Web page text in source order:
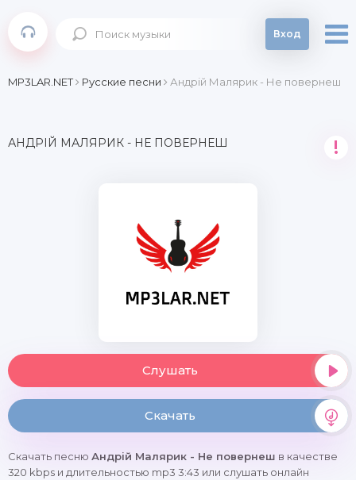
Вход
MP3LAR.NET Русские песни Андрій Малярик - Не повернеш
АНДРІЙ МАЛЯРИК - НЕ ПОВЕРНЕШ !
Слушать
Скачать
Скачать песню Андрій Малярик - Не повернеш в качестве
320 kbps и длительностью mp3 3:43 или слушать онлайн